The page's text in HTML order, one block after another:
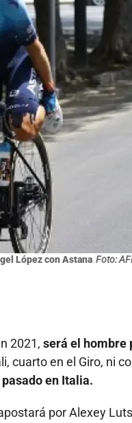
López con Astana Foto:
2021, será el hombre
cuarto en el Giro, ni
en Italia.
por Alexey